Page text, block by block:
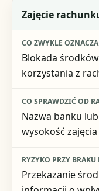
Sytuacja
Co zwykle oznacza
Co sprawdzić od
Ryzyko przy braku
Zajęcie
Blokada
korzystania z
Nazwa banku
wysokość zajęcia
Przekazanie